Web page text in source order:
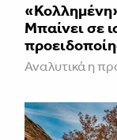
Μπαίνει σε
Αναλυτικά η